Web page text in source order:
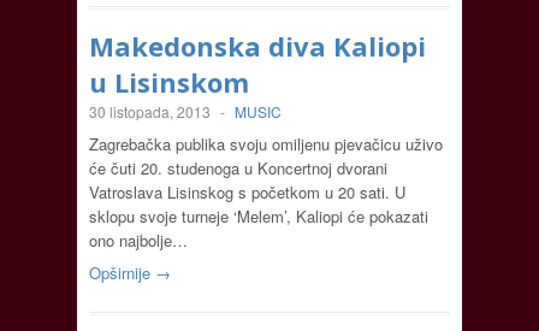
Makedonska diva Kaliopi
u Lisinskom
30 listopada, 2013 - MUSIC
Zagrebačka publika svoju omiljenu pjevačicu uživo
će čuti 20. studenoga u Koncertnoj dvorani
Vatroslava Lisinskog s početkom u 20 sati. U
sklopu svoje turneje ‘Melem’, Kaliopi će pokazati
ono najbolje…
Opširnije →